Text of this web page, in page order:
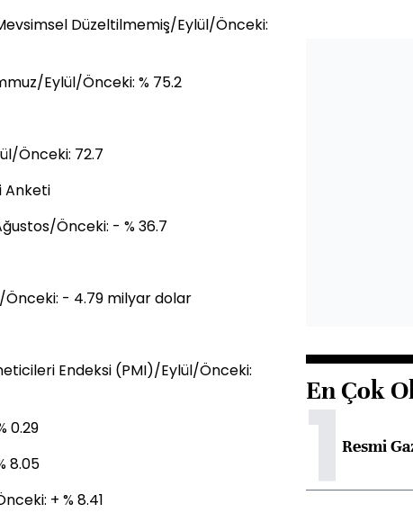
Düzeltilmemiş/Eylül/Önceki:
Eylül/Önceki: % 75.2
Önceki: 72.7
Anketi
Önceki: - % 36.7
Önceki: - 4.79 milyar dolar
Endeksi (PMI)/Eylül/Önceki:
0.29
8.05
+ % 8.41
En Çok
1Resmi